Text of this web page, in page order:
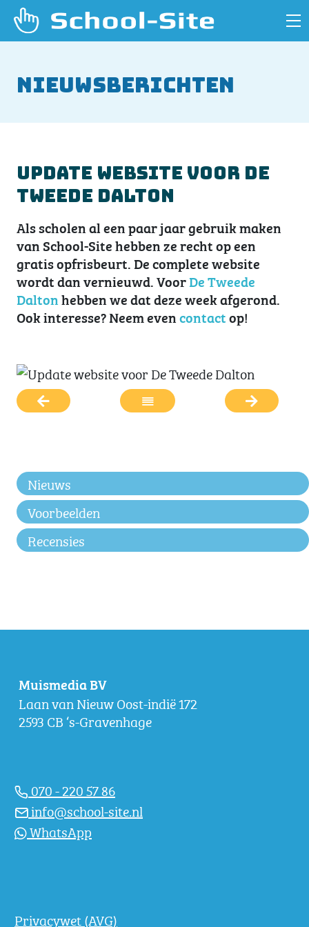
Nieuwsberichten
Update website voor De
Tweede Dalton
Als scholen al een paar jaar gebruik maken
van School-Site hebben ze recht op een
gratis opfrisbeurt. De complete website
wordt dan vernieuwd. VoorDe Tweede
Daltonhebben we dat deze week afgerond.
Ook interesse? Neem evencontactop!
Nieuws
Voorbeelden
Recensies
Muismedia BV
Laan van Nieuw Oost-indië 172
2593 CB ‘s-Gravenhage
070 - 220 57 86
info@school-site.nl
WhatsApp
Privacywet (AVG)